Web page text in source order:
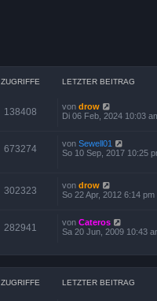
ZUGRIFFE LETZTER BEITRAG
138408 von drow
Di 06 Feb, 2024 10:03
673274 von Sewell01
So 10 Sep, 2017 10:25
302323 von drow
So 22 Apr, 2012 6:14 pm
282941 von Cateros
Sa 20 Jun, 2009 10:43
ZUGRIFFE LETZTER BEITRAG